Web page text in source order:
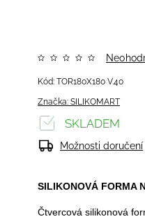
Značka: SILIKOMART
Kód: TOR180X180 V.40
SILIKONOVÁ FORMA
Čtvercová silikonová
SKLADEM
Možnosti doručení